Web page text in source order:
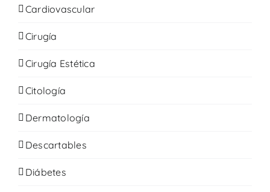
Cardiovascular
Cirugía
Cirugía Estética
Citología
Dermatología
Descartables
Diábetes